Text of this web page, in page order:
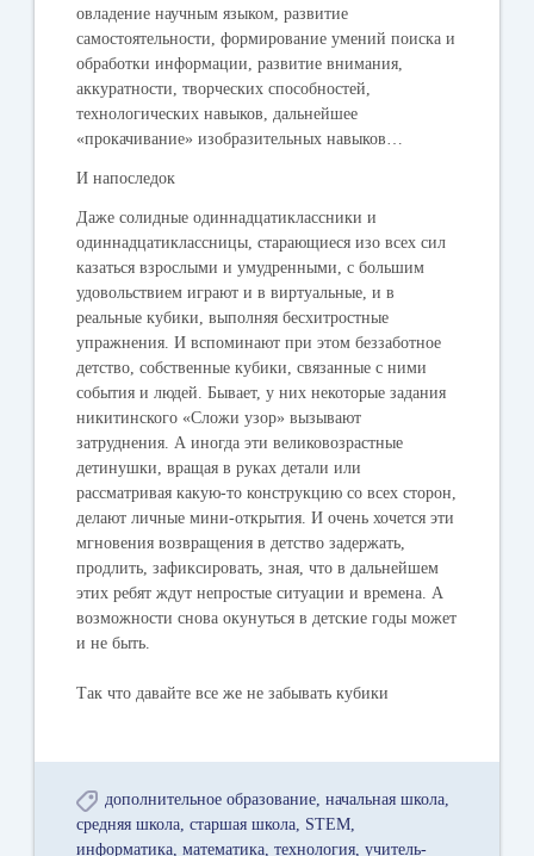
овладение научным языком, развитие
самостоятельности, формирование умений поиска и
обработки информации, развитие внимания,
аккуратности, творческих способностей,
технологических навыков, дальнейшее
«прокачивание» изобразительных навыков…
И напоследок
Даже солидные одиннадцатиклассники и
одиннадцатиклассницы, старающиеся изо всех сил
казаться взрослыми и умудренными, с большим
удовольствием играют и в виртуальные, и в
реальные кубики, выполняя бесхитростные
упражнения. И вспоминают при этом беззаботное
детство, собственные кубики, связанные с ними
события и людей. Бывает, у них некоторые задания
никитинского «Сложи узор» вызывают
затруднения. А иногда эти великовозрастные
детинушки, вращая в руках детали или
рассматривая какую-то конструкцию со всех сторон,
делают личные мини-открытия. И очень хочется эти
мгновения возвращения в детство задержать,
продлить, зафиксировать, зная, что в дальнейшем
этих ребят ждут непростые ситуации и времена. А
возможности снова окунуться в детские годы может
и не быть.
Так что давайте все же не забывать кубики
дополнительное образование начальная школа
средняя школа старшая школа STEM
информатика математика технология учитель-